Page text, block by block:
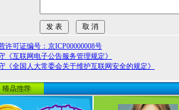
许可证编号：京ICP00000008号
《互联网电子公告服务管理规定》
《全国人大常委会关于维护互联网安全的规定》